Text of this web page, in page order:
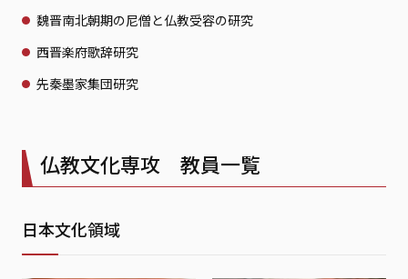
魏晋南北朝期の尼僧と仏教受容の研究
西晋楽府歌辞研究
先秦墨家集団研究
仏教文化専攻 教員一覧
日本文化領域